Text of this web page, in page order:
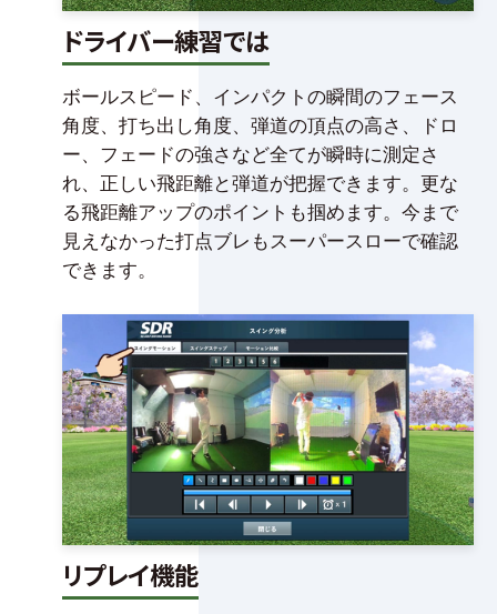
ドライバー練習では
ボールスピード、インパクトの瞬間のフェース
角度、打ち出し角度、弾道の頂点の高さ、ドロ
ー、フェードの強さなど全てが瞬時に測定さ
れ、正しい飛距離と弾道が把握できます。更な
る飛距離アップのポイントも掴めます。今まで
見えなかった打点ブレもスーパースローで確認
できます。
リプレイ機能